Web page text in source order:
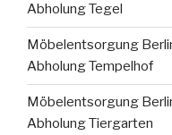
Abholung Tegel
Möbelentsorgung
Abholung Tempelhof
Möbelentsorgung
Abholung Tiergarten